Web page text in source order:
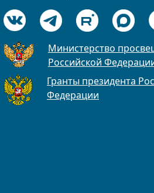
Министерство
Российской
Гранты президента
Федерации